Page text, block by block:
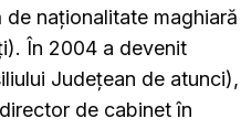
naționalitate maghiară
În 2004 a devenit
Județean de atunci),
de cabinet în